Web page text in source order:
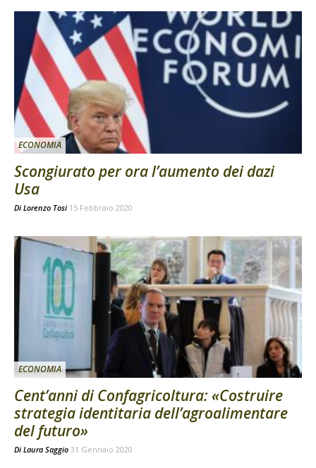
ECONOMIA
Scongiurato per ora l’aumento dei dazi
Usa
Di Lorenzo Tosi 15 Febbraio 2020
ECONOMIA
Cent’anni di Confagricoltura: «Costruire
strategia identitaria dell’agroalimentare
del futuro»
Di Laura Saggio 31 Gennaio 2020